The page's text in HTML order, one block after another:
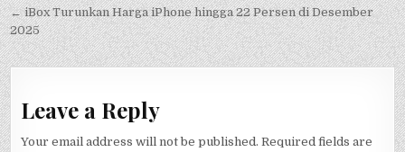
← iBox Turunkan Harga iPhone hingga 22 Persen di Desember
2025
Leave a Reply
Your email address will not be published. Required fields are